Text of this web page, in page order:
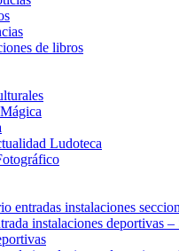
de libros
Ludoteca
entradas instalaciones
instalaciones deportivas –